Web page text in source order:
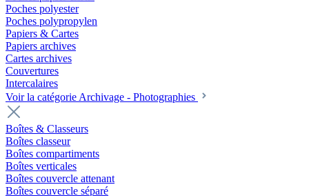
Poches polyester
Poches polypropylen
Papiers & Cartes
Papiers archives
Cartes archives
Couvertures
Intercalaires
Voir la catégorie Archivage - Photographies
Boîtes & Classeurs
Boîtes classeur
Boîtes compartiments
Boîtes verticales
Boîtes couvercle attenant
Boîtes couvercle séparé